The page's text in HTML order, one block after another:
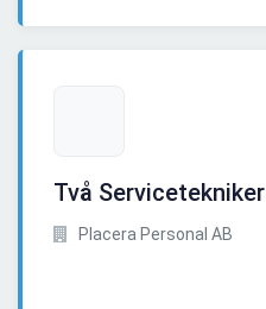
Två Servicetekniker
Placera Personal AB